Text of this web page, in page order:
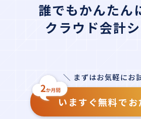
誰でもかんたん
クラウド会計
＼ まずはお気軽にお
いますぐ無料でお